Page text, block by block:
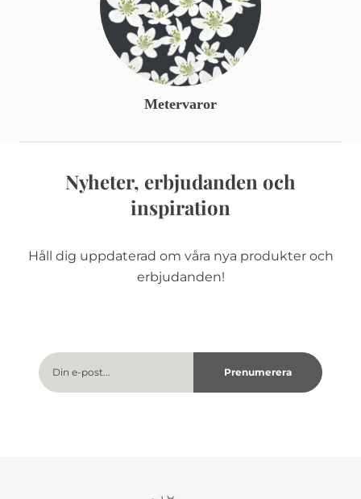
Metervaror
Nyheter, erbjudanden och
inspiration
Håll dig uppdaterad om våra nya produkter och
erbjudanden!